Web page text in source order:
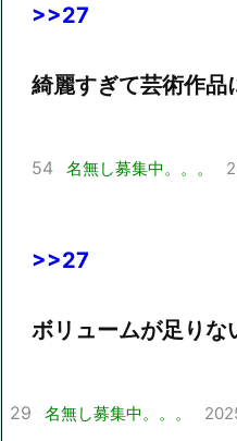
>>27
綺麗すぎて芸術作品
54 名無し募集中。。。
>>27
ボリュームが足りな
29 名無し募集中。。。